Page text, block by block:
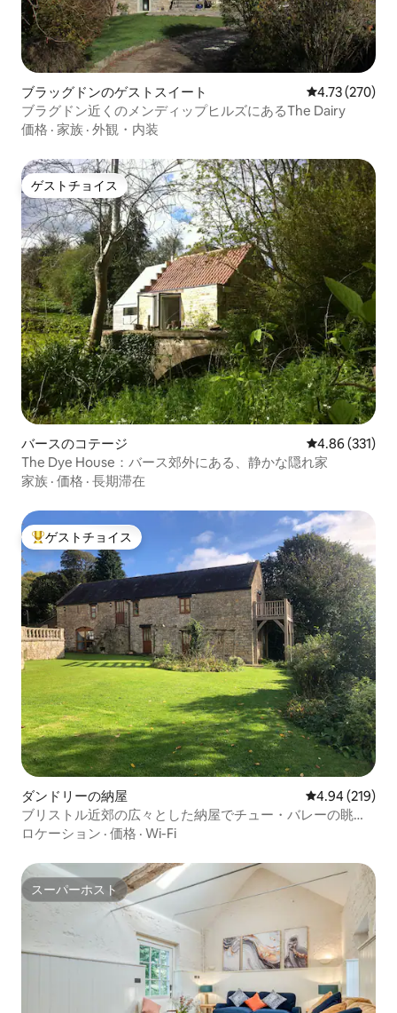
ブラッグドンのゲストスイート レビュー270
4.73 (270)
ブラグドン近くのメンディップヒルズにあるThe Dairy
価格 · 家族 · 外観・内装
ゲストチョイス
ゲストチョイス
バースのコテージ レビュー331
4.86 (331)
The Dye House：バース郊外にある、静かな隠れ家
家族 · 価格 · 長期滞在
大好評のゲストチョイスです。
ゲストチョイス
ダンドリーの納屋 レビュー219
4.94 (219)
ブリストル近郊の広々とした納屋でチュー・バレーの眺望
を楽しめます
ロケーション · 価格 · Wi-Fi
スーパーホスト
スーパーホスト